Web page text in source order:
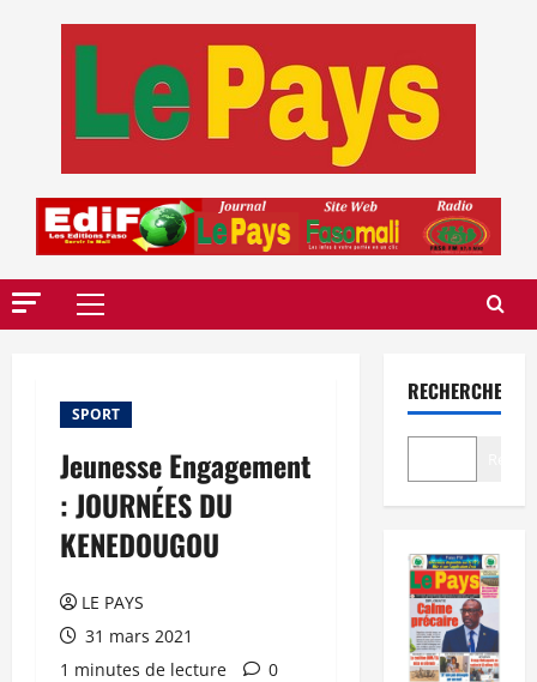
Menu
SPORT
Jeunesse Engagement
: JOURNÉES DU
KENEDOUGOU
LE PAYS
31 mars 2021
1 minutes de lecture
0
RECHERCHER